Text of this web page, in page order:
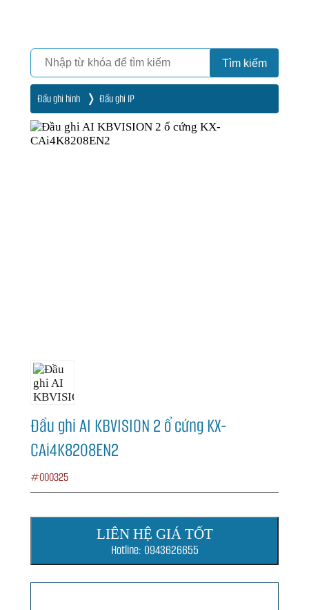
Vinh Phát Cần Thơ Tìm kiếm
Đầu ghi hình Đầu ghi IP
Đầu ghi AI KBVISION 2 ổ cứng KX-
CAi4K8208EN2
#000325
LIÊN HỆ GIÁ TỐT
Hotline: 0943626655